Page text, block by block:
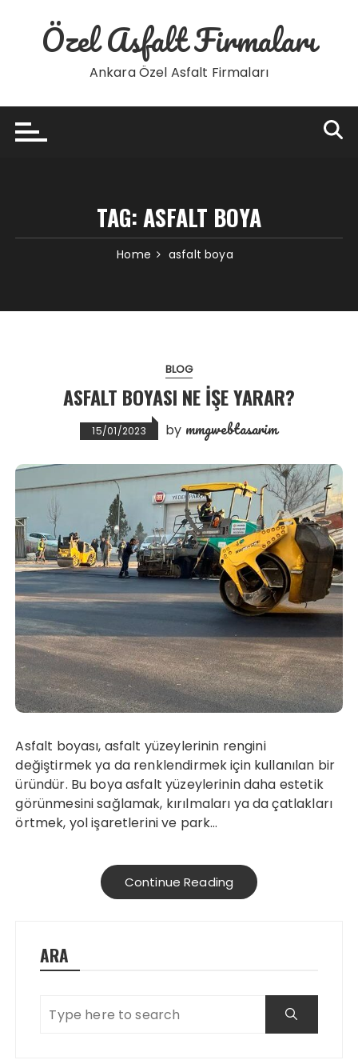
contentÖzel Asfalt Firmaları
Ankara Özel Asfalt Firmaları
TAG:ASFALT BOYA
Home asfalt boya
BLOG
ASFALT BOYASI NE İŞE YARAR?
15/01/2023 by mmgwebtasarim
Asfalt boyası, asfalt yüzeylerinin rengini
değiştirmek ya da renklendirmek için kullanılan bir
üründür. Bu boya asfalt yüzeylerinin daha estetik
görünmesini sağlamak, kırılmaları ya da çatlakları
örtmek, yol işaretlerini ve park…
Continue Reading
ARA